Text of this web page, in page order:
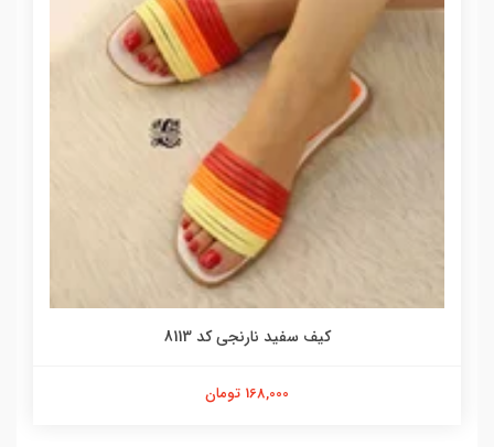
کیف سفید نارنجی کد 8113
168,000 تومان